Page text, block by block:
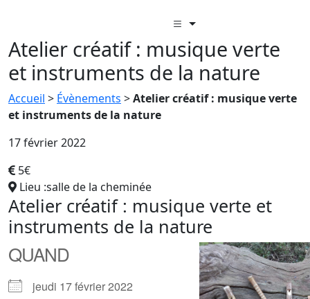
Atelier créatif : musique verte
et instruments de la nature
Accueil > Évènements >Atelier créatif : musique verte
et instruments de la nature
17 février 2022
5€
Lieu :salle de la cheminée
Atelier créatif : musique verte et
instruments de la nature
QUAND
jeudi 17 février 2022